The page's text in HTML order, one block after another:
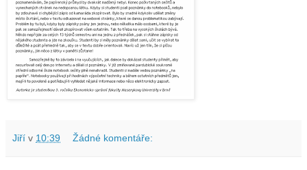
Jiří v 10:39 Žádné komentáře: